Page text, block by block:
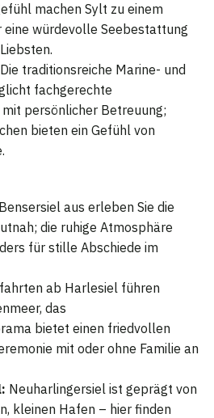
machen Sylt zu einem
würdevolle Seebestattung
Die traditionsreiche Marine- und
fachgerechte
persönlicher Betreuung;
bieten ein Gefühl von
aus erleben Sie die
die ruhige Atmosphäre
für stille Abschiede im
ab Harlesiel führen
das
bietet einen friedvollen
mit oder ohne Familie an
Neuharlingersiel ist geprägt von
kleinen Hafen – hier finden